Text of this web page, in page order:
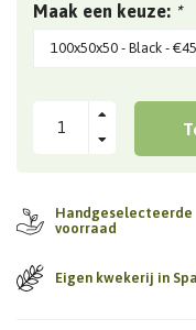
Maak een keuze: *
Handgeselecteerde
voorraad
Eigen kwekerij in